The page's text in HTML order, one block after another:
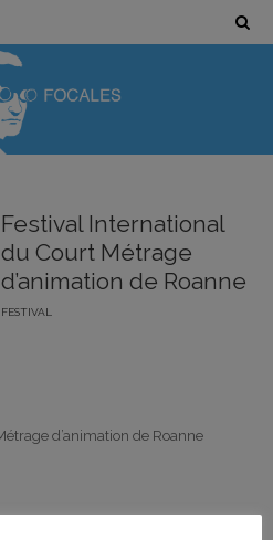
Festival International
du Court Métrage
d’animation de Roanne
FESTIVAL
d’animation de Roanne